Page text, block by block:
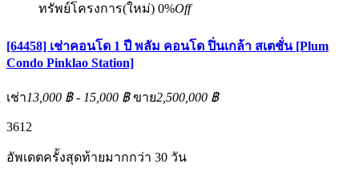
ทรัพย์โครงการ(ใหม่) 0%Off
[64458] เช่าคอนโด 1 ปี พลัม คอนโด ปิ่นเกล้า สเตชั่น [Plum
Condo Pinklao Station]
เช่า13,000 ฿ - 15,000 ฿ ขาย2,500,000 ฿
3612
อัพเดตครั้งสุดท้ายมากกว่า 30 วัน